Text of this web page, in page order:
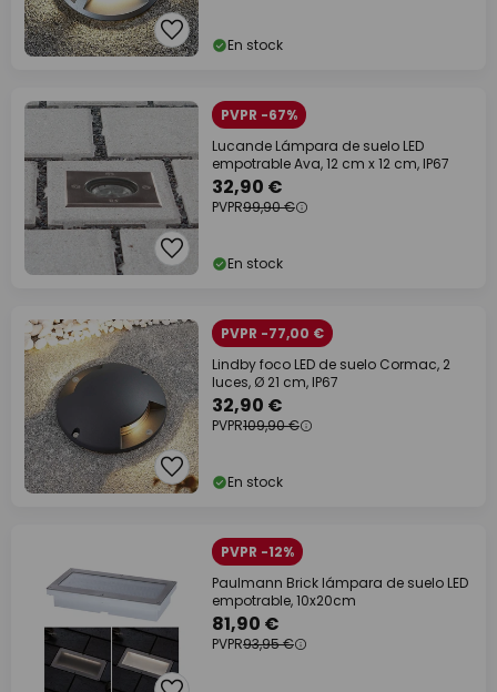
En stock
PVPR -67%
Lucande Lámpara de suelo LED
empotrable Ava, 12 cm x 12 cm, IP67
32,90 €
PVPR99,90 €
En stock
PVPR -77,00 €
Lindby foco LED de suelo Cormac, 2
luces, Ø 21 cm, IP67
32,90 €
PVPR109,90 €
En stock
PVPR -12%
Paulmann Brick lámpara de suelo LED
empotrable, 10x20cm
81,90 €
PVPR93,95 €